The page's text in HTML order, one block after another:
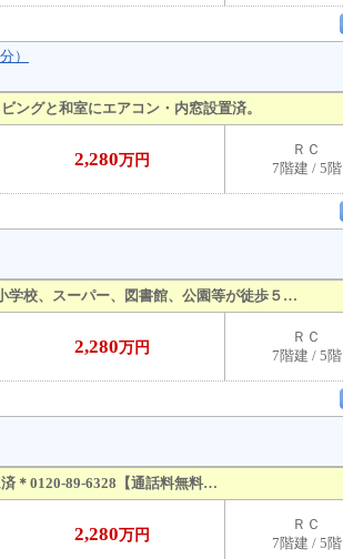
）
ングと和室にエアコン・内窓設置済。
2,280万円
ＲＣ
7階建 / 5階
学校、スーパー、図書館、公園等が徒歩５…
2,280万円
ＲＣ
7階建 / 5階
＊0120-89-6328【通話料無料…
2,280万円
ＲＣ
7階建 / 5階